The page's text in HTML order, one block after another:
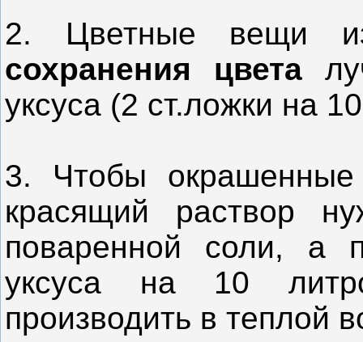
2. Цветные вещи
сохранения цвета
уксуса (2 ст.ложки на
3. Чтобы
красящий раствор
поваренной соли, а
уксуса на 10
производить в теплой